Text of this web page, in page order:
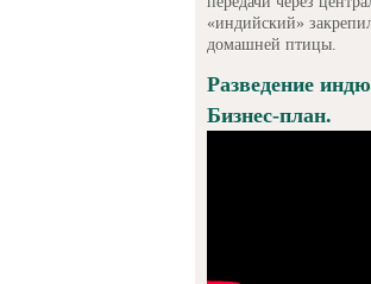
«индийский»
домашней птицы.
Разведение
Бизнес-план.